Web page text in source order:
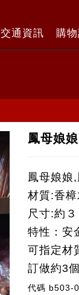
交通資訊 購
鳳母娘
鳳母娘娘
材質:香樟
尺寸:約
特性：安
可指定材
訂做約3
代碼 b503-